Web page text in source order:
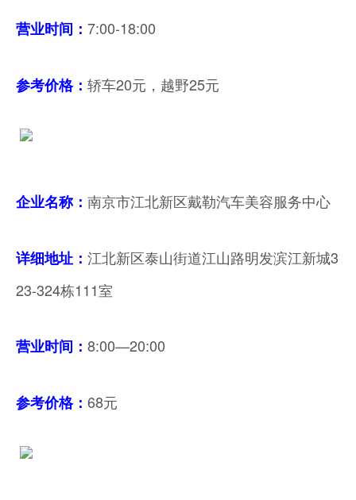
营业时间 ： 7:00-18:00
参考价格： 轿车20元，越野25元
企业名称： 南京市江北新区戴勒汽车美容服务中心
详细地址： 江北新区泰山街道江山路明发滨江新城3
23-324栋111室
营业时间 ： 8:00—20:00
参考价格： 68元